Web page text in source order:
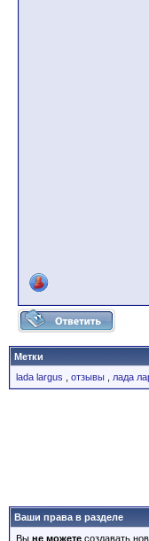
Метки
lada largus
отзывы лада
Ваши права в разделе
Вы не можете создавать